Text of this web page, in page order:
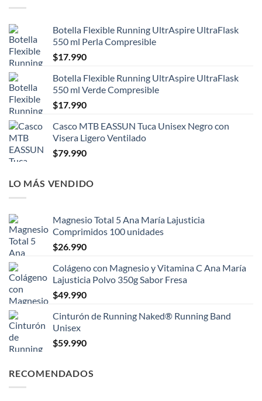
Botella Flexible Running UltrAspire UltraFlask
550 ml Perla Compresible
$17.990
Botella Flexible Running UltrAspire UltraFlask
550 ml Verde Compresible
$17.990
Casco MTB EASSUN Tuca Unisex Negro con
Visera Ligero Ventilado
$79.990
LO MÁS VENDIDO
Magnesio Total 5 Ana María Lajusticia
Comprimidos 100 unidades
$26.990
Colágeno con Magnesio y Vitamina C Ana María
Lajusticia Polvo 350g Sabor Fresa
$49.990
Cinturón de Running Naked® Running Band
Unisex
$59.990
RECOMENDADOS